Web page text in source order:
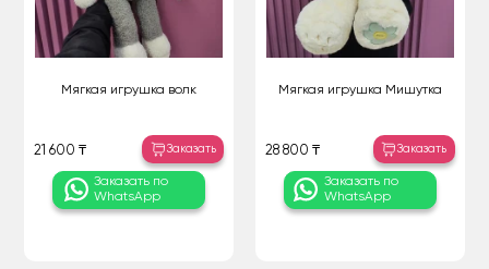
Мягкая игрушка волк
21 600 ₸ Заказать
Заказать по
WhatsApp
Мягкая игрушка Мишутка
28 800 ₸ Заказать
Заказать по
WhatsApp